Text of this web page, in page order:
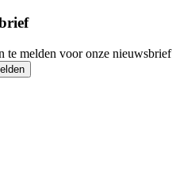
te melden voor onze nieuwsbrief